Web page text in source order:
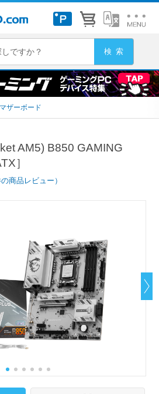
マザーボード
AM5) B850 GAMING
］
の商品レビュー）